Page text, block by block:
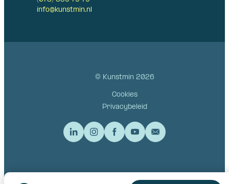
info@kunstmin.nl
© Kunstmin 2026
Cookies
Privacybeleid